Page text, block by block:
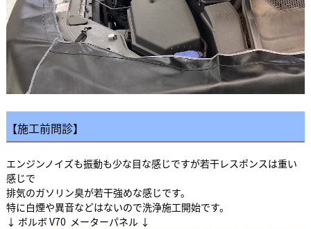
【施工前問診】
エンジンノイズも振動も少な目な感じですが若干レスポンスは重い
感じで
排気のガソリン臭が若干強めな感じです。
特に白煙や異音などはないので洗浄施工開始です。
↓ ボルボ V70 メーターパネル ↓